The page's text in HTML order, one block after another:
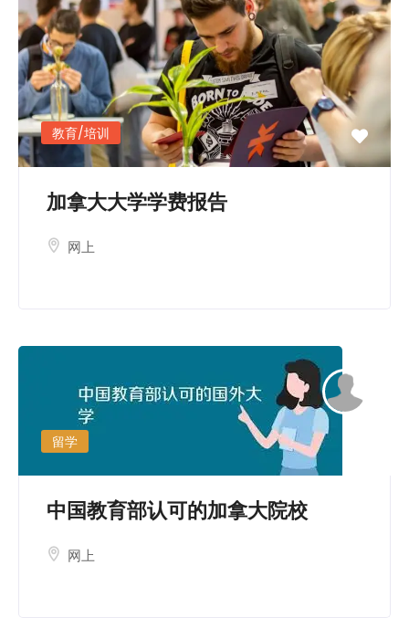
教育/培训
加拿大大学学费报告
网上
留学
中国教育部认可的加拿大院校
网上